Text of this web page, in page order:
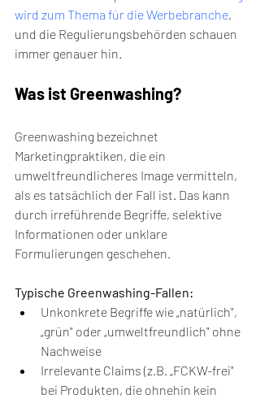
wird zum Thema für die Werbebranche,
und die Regulierungsbehörden schauen
immer genauer hin.
Was ist Greenwashing?
Greenwashing bezeichnet
Marketingpraktiken, die ein
umweltfreundlicheres Image vermitteln,
als es tatsächlich der Fall ist. Das kann
durch irreführende Begriffe, selektive
Informationen oder unklare
Formulierungen geschehen.
Typische Greenwashing-Fallen:
Unkonkrete Begriffe wie „natürlich",
„grün" oder „umweltfreundlich" ohne
Nachweise
Irrelevante Claims (z.B. „FCKW-frei"
bei Produkten, die ohnehin kein